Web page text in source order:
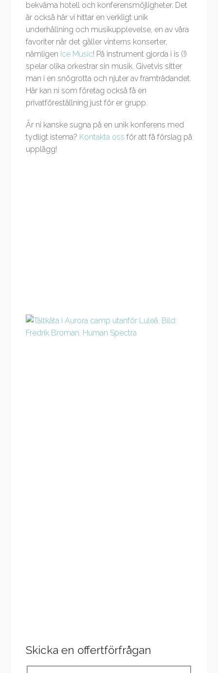
bekväma hotell och konferensmöjligheter. Det
är också här vi hittar en verkligt unik
underhållning och musikupplevelse, en av våra
favoriter när det gäller vinterns konserter,
nämligen Ice Music! På instrument gjorda i is (!)
spelar olika orkestrar sin musik. Givetvis sitter
man i en snögrotta och njuter av framträdandet.
Här kan ni som företag också få en
privatföreställning just för er grupp.
Är ni kanske sugna på en unik konferens med
tydligt istema? Kontakta oss för att få förslag på
upplägg!
Skicka en offertförfrågan